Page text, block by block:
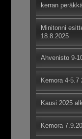
kerran
Minitonni
18.8.2025
Ahvenisto 9-
Kemora 4-5.7
Kausi 2025
Kemora